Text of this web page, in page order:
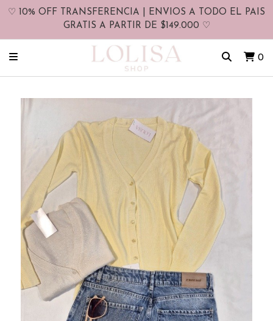
♡ 10% OFF TRANSFERENCIA | ENVIOS A TODO EL PAIS
GRATIS A PARTIR DE $149.000 ♡
0